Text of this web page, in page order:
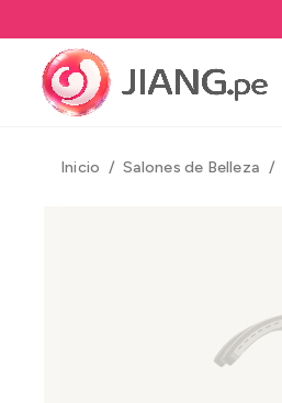
Inicio Salones de Belleza